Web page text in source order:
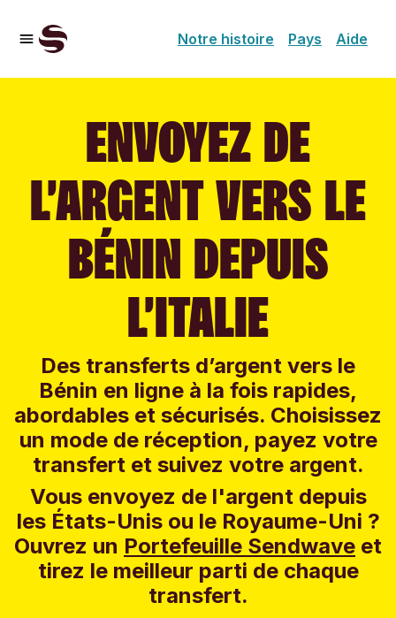
Notre histoire Pays Aide
ENVOYEZ DE
L’ARGENT VERS LE
BÉNIN DEPUIS
L’ITALIE
Des transferts d’argent vers le
Bénin en ligne à la fois rapides,
abordables et sécurisés. Choisissez
un mode de réception, payez votre
transfert et suivez votre argent.
Vous envoyez de l'argent depuis
les États-Unis ou le Royaume-Uni ?
Ouvrez un Portefeuille Sendwave et
tirez le meilleur parti de chaque
transfert.